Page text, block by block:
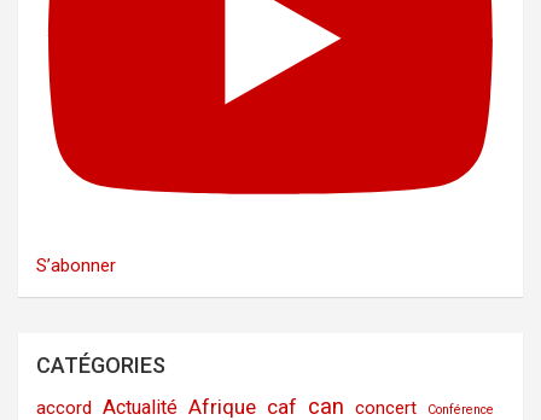
S’abonner
CATÉGORIES
accord Actualité Afrique caf can concert Conférence